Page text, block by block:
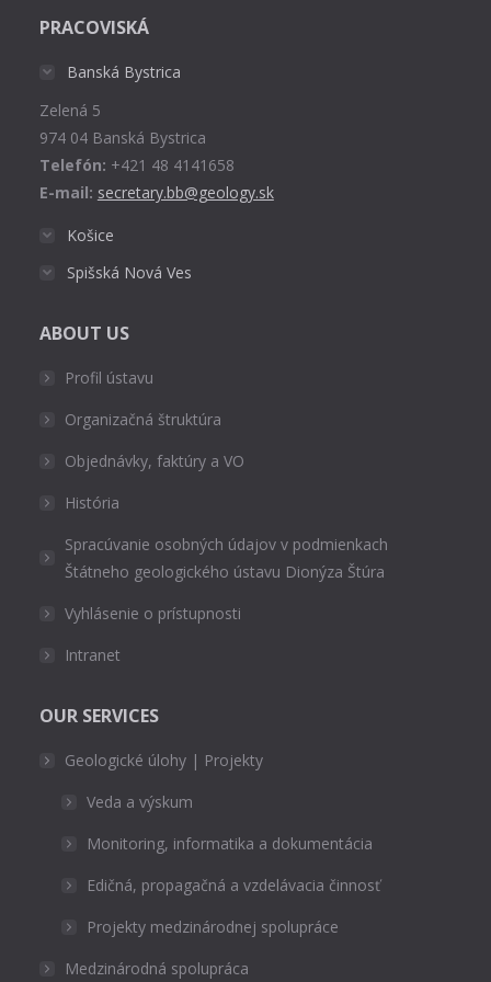
opens
window
PRACOVISKÁ
Banská Bystrica
Zelená 5
974 04 Banská Bystrica
Telefón: +421 48 4141658
E-mail: secretary.bb@geology.sk
Košice
Spišská Nová Ves
ABOUT US
Profil ústavu
Organizačná štruktúra
Objednávky, faktúry a VO
História
Spracúvanie osobných údajov v podmienkach
Štátneho geologického ústavu Dionýza Štúra
Vyhlásenie o prístupnosti
Intranet
OUR SERVICES
Geologické úlohy | Projekty
Veda a výskum
Monitoring, informatika a dokumentácia
Edičná, propagačná a vzdelávacia činnosť
Projekty medzinárodnej spolupráce
Medzinárodná spolupráca